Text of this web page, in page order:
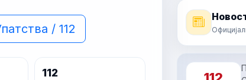
/ 112
112